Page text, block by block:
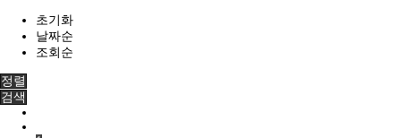
초기화
날짜순
조회순
정렬
검색